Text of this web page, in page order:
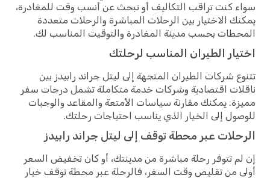
سواء كنت تراقب التكاليف أو تبحث عن أنسب وقت للمغادرة،
يمكنك الاختيار بين الرحلات المباشرة والرحلات متعددة
المحطات بحسب مدينة المغادرة والتوقيت المناسب لك.
اختيار الطيران المناسب لرحلتك
تتنوع شركات الطيران المتجهة إلى ليتل جراند رابيدز بين
ناقلات اقتصادية وشركات خدمة متكاملة تشمل درجات سفر
مميزة. يمكنك مقارنة سياسات الأمتعة والمقاعد والوجبات
للوصول إلى الخيار الذي يناسب احتياجات رحلتك.
الرحلات عبر محطة توقف إلى ليتل جراند رابيدز
إن لم تتوفر رحلة مباشرة من مدينتك، أو كان تخفيض السعر
أولى من تقليص وقت السفر، فالرحلة عبر محطة توقف خيار